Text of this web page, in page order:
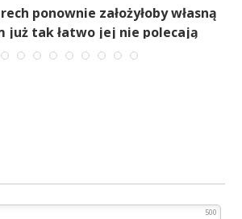
ponownie założyłoby własną
już tak łatwo jej nie polecają
500